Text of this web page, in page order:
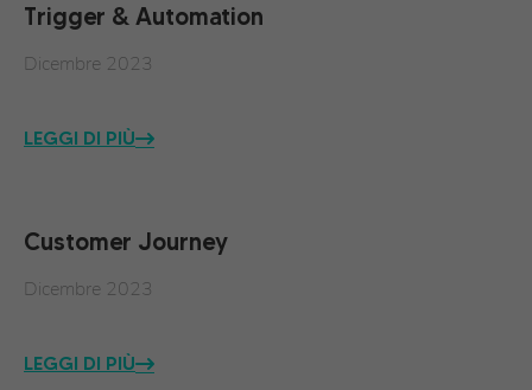
Trigger & Automation
Dicembre 2023
LEGGI DI PIÙ
Customer Journey
Dicembre 2023
LEGGI DI PIÙ